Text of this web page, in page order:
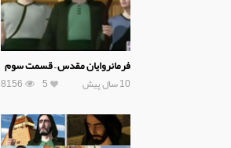
فرمانروایان مقدس – قسمت سوم
10 سال پیش 8156 5